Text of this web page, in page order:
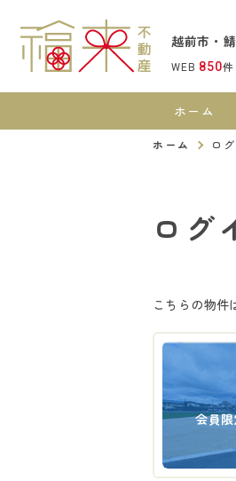
越前市・
WEB 850件
ホーム
ホーム ロ
ログ
こちらの物件
会員